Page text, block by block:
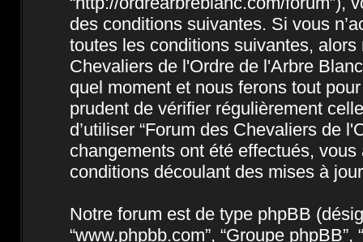
des conditions suivantes. Si vous
toutes les conditions suivantes, alors
Chevaliers de l'Ordre de l'Arbre
quel moment et nous ferons tout
prudent de vérifier régulièrement
d’utiliser “Forum des Chevaliers de
changements ont été effectués,
conditions découlant des mises à
Notre forum est de type phpBB
“www.phpbb.com”, “Groupe